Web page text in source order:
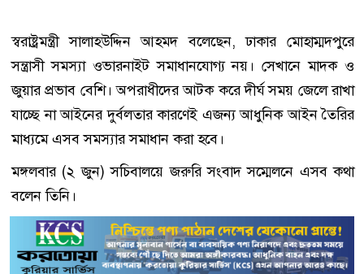
স্বরাষ্ট্রমন্ত্রী সালাহউদ্দিন আহমদ বলেছেন, ঢাকার মোহাম্মদপুরে
সন্ত্রাসী সমস্যা ওভারনাইট সমাধানযোগ্য নয়। সেখানে মাদক ও
জুয়ার প্রভাব বেশি। অপরাধীদের আটক করে দীর্ঘ সময় জেলে রাখা
যাচ্ছে না আইনের দুর্বলতার কারণেই এজন্য আধুনিক আইন তৈরির
মাধ্যমে এসব সমস্যার সমাধান করা হবে।
মঙ্গলবার (২ জুন) সচিবালয়ে জরুরি সংবাদ সম্মেলনে এসব কথা
বলেন তিনি।